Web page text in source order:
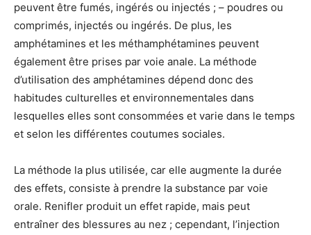
peuvent être fumés, ingérés ou injectés ; – poudres ou
comprimés, injectés ou ingérés. De plus, les
amphétamines et les méthamphétamines peuvent
également être prises par voie anale. La méthode
d’utilisation des amphétamines dépend donc des
habitudes culturelles et environnementales dans
lesquelles elles sont consommées et varie dans le temps
et selon les différentes coutumes sociales.
La méthode la plus utilisée, car elle augmente la durée
des effets, consiste à prendre la substance par voie
orale. Renifler produit un effet rapide, mais peut
entraîner des blessures au nez ; cependant, l’injection